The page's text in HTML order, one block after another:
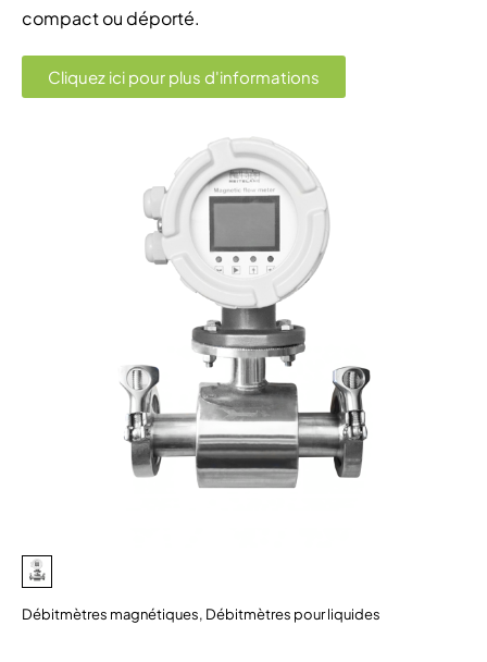
compact ou déporté.
Cliquez ici pour plus d'informations
Débitmètres magnétiques, Débitmètres pour liquides